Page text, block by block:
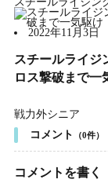
2022年11月3日
スチールライジ
ロス撃破まで一
戦力外シニア
コメント
（0件）
コメントを書く